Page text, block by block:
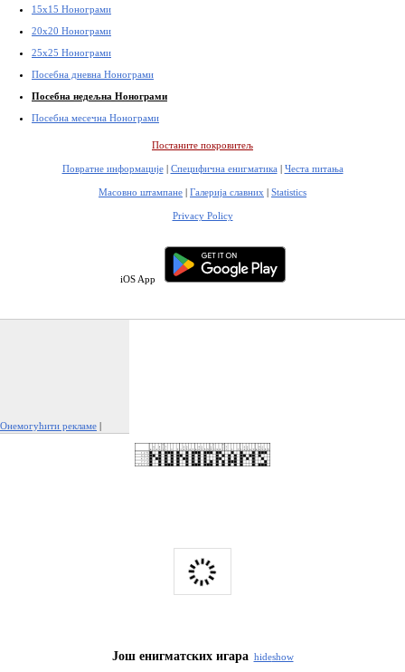
15x15 Нонограми
20x20 Нонограми
25x25 Нонограми
Посебна дневна Нонограми
Посебна недељна Нонограми
Посебна месечна Нонограми
Постаните покровитељ
Повратне информације| Специфична енигматика | Честа питања
Масовно штампане | Галерија славних | Statistics
Privacy Policy
iOS App
Онемогућити рекламе |
Још енигматских игара hideshow